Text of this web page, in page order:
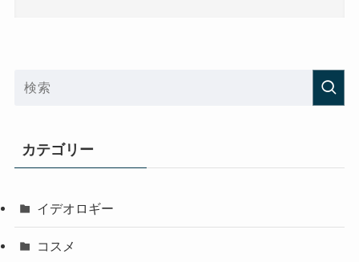
カテゴリー
イデオロギー
コスメ